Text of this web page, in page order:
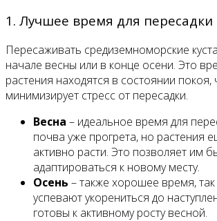
1. Лучшее время для пересадки
Пересаживать средиземноморские
начале весны или в конце осени. Это
растения находятся в состоянии покоя,
минимизирует стресс от пересадки.
Весна – идеальное время для
почва уже прогрета, но растения
активно расти. Это позволяет им
адаптироваться к новому месту.
Осень – также хорошее время, так
успевают укорениться до
готовы к активному росту весной.